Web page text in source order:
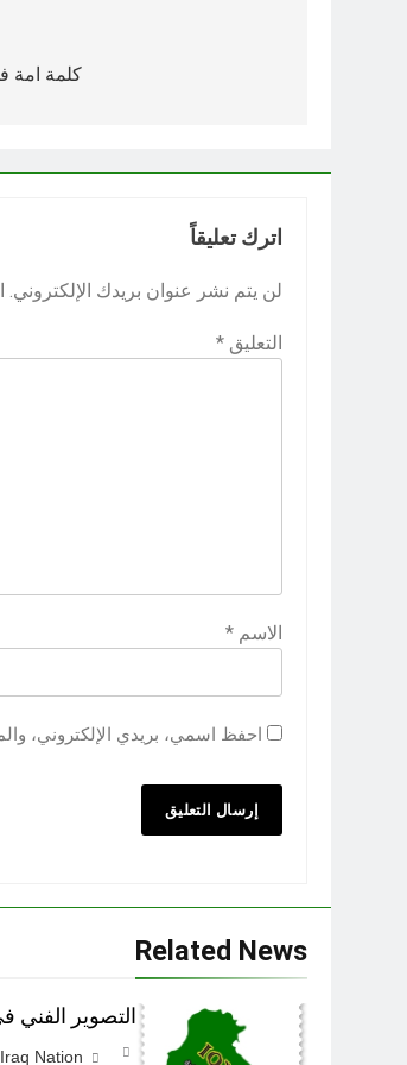
كلمة امة
اترك تعليقاً
لن يتم نشر عنوان بريدك الإلكتروني.
التعليق *
الاسم *
احفظ اسمي، بريدي الإلكتروني،
Related News
التصوير الفني
Iraq Nation